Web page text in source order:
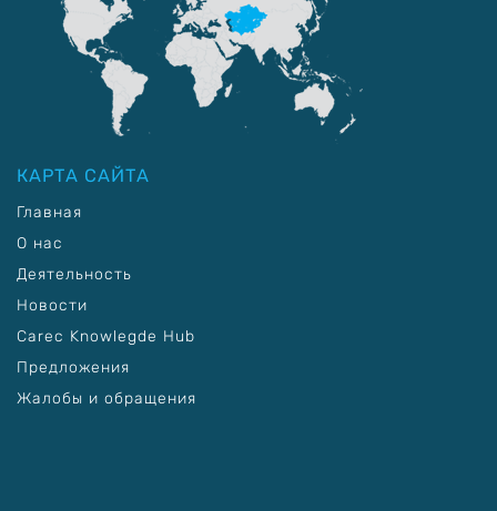
КАРТА САЙТА
Главная
О нас
Деятельность
Новости
Carec Knowlegde Hub
Предложения
Жалобы и обращения